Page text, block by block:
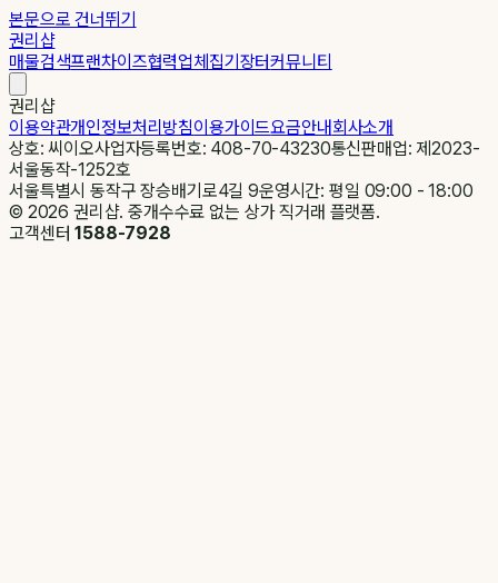
본문으로 건너뛰기
권리샵
매물검색프랜차이즈협력업체집기장터커뮤니티
권리샵
이용약관개인정보처리방침이용가이드요금안내회사소개
상호: 씨이오사업자등록번호: 408-70-43230통신판매업: 제2023-
서울동작-1252호
서울특별시 동작구 장승배기로4길 9운영시간: 평일 09:00 - 18:00
© 2026 권리샵. 중개수수료 없는 상가 직거래 플랫폼.
고객센터1588-7928